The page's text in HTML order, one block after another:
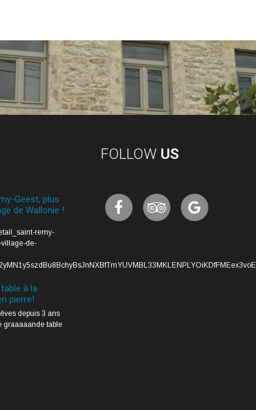
Geest, plus
de Wallonie !
remy-
de-
à la
pierre!
depuis 3 ans
graaaaande table
FOLLOW US